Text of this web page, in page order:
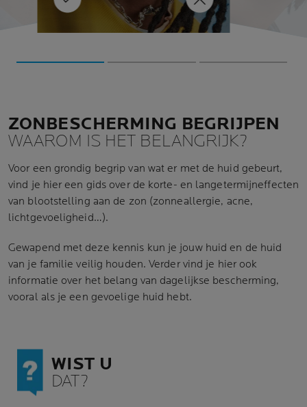
en ter
vlekkerige en onregelmatige
pigmentproductie die leidt tot
donkere vlekken en een vale
veranderingen in de huid ook
zonnig is.’
ZONBESCHERMING BEGRIJPEN
WAAROM IS HET BELANGRIJK?
Voor een grondig begrip van wat er met de huid gebeurt,
vind je hier een gids over de korte- en langetermijneffecten
van blootstelling aan de zon (zonneallergie, acne,
lichtgevoeligheid…).
Gewapend met deze kennis kun je jouw huid en de huid
van je familie veilig houden. Verder vind je hier ook
informatie over het belang van dagelijkse bescherming,
vooral als je een gevoelige huid hebt.
WIST U
DAT?